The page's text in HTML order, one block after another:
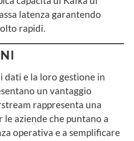
latenza garantendo
rapidi.
I
dati e la loro gestione in
un vantaggio
rappresenta una
le aziende che puntano a
operativa e a semplificare